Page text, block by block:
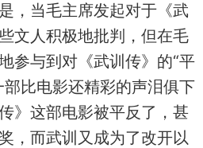
，当毛主席发起对于《武
文人积极地批判，但在毛
参与到对《武训传》的“平
部比电影还精彩的声泪俱下
》这部电影被平反了，甚
，而武训又成为了改开以